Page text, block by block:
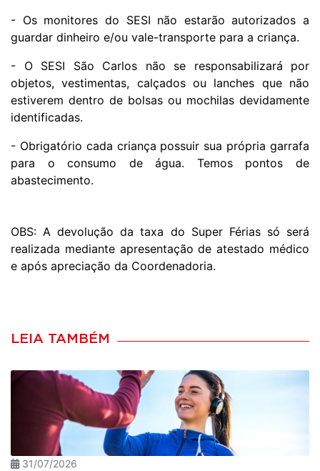
- Os monitores do SESI não estarão autorizados a
guardar dinheiro e/ou vale-transporte para a criança.
- O SESI São Carlos não se responsabilizará por
objetos, vestimentas, calçados ou lanches que não
estiverem dentro de bolsas ou mochilas devidamente
identificadas.
- Obrigatório cada criança possuir sua própria garrafa
para o consumo de água. Temos pontos de
abastecimento.
OBS: A devolução da taxa do Super Férias só será
realizada mediante apresentação de atestado médico
e após apreciação da Coordenadoria.
LEIA TAMBÉM
31/07/2026